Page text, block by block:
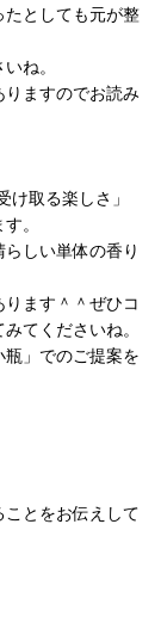
たとしても元が整
ね。
ますのでお読み
取る楽しさ」
。
しい単体の香り
ます＾＾ぜひコ
てくださいね。
」でのご提案を
とをお伝えして